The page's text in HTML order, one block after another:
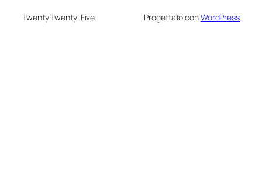
Twenty Twenty-Five Progettato conWordPress